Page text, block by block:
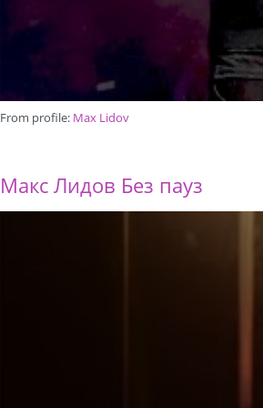
From profile: Max Lidov
Макс Лидов Без пауз